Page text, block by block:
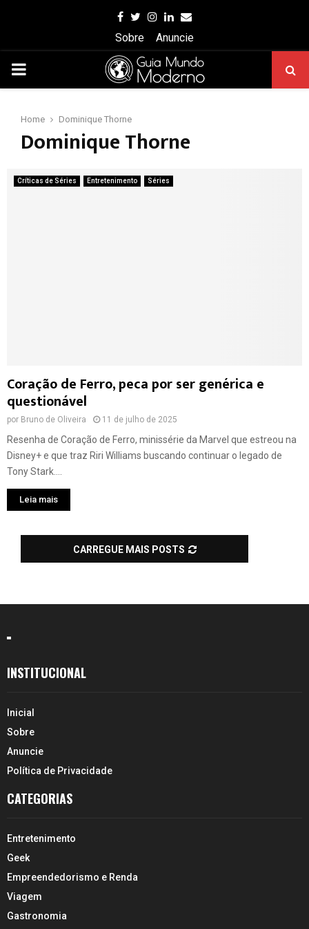
Facebook
Twitter
Instagram
Linkedin
Email
Sobre
Anuncie
PRIMARY
Home Dominique Thorne
Dominique Thorne
Críticas de Séries Entretenimento Séries
Coração de Ferro, peca por ser genérica e
questionável
por Bruno de Oliveira 11 de julho de 2025
Resenha de Coração de Ferro, minissérie da Marvel que estreou na
Disney+ e que traz Riri Williams buscando continuar o legado de
Tony Stark....
Leia mais
CARREGUE MAIS POSTS
INSTITUCIONAL
Inicial
Sobre
Anuncie
Política de Privacidade
CATEGORIAS
Entretenimento
Geek
Empreendedorismo e Renda
Viagem
Gastronomia